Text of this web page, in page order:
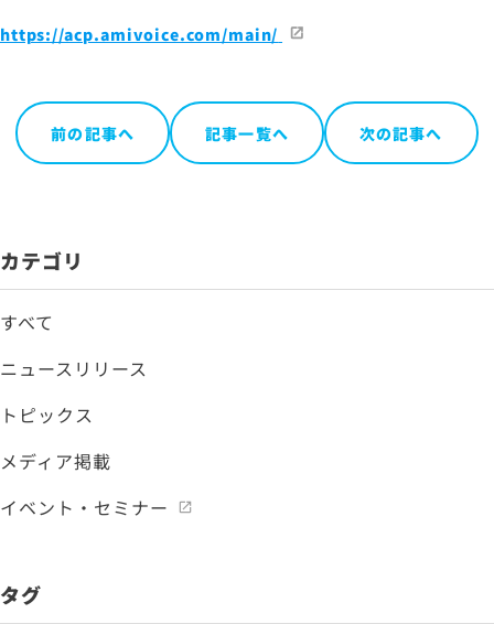
https://acp.amivoice.com/main/
前の記事へ 記事一覧へ 次の記事へ
カテゴリ
すべて
ニュースリリース
トピックス
メディア掲載
イベント・セミナー
タグ